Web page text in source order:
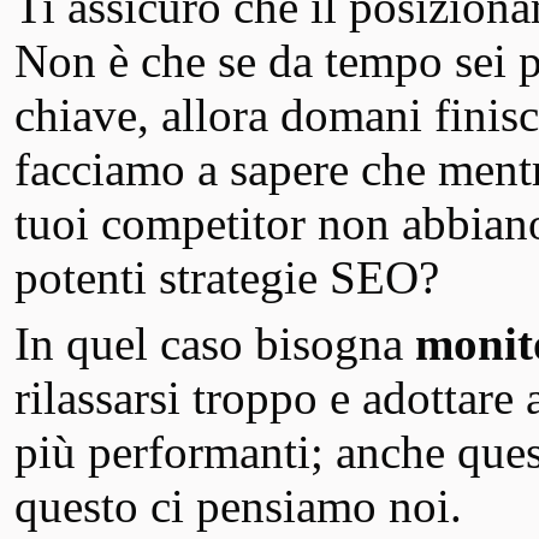
Non è che se da tempo sei
chiave, allora domani
facciamo a sapere che
tuoi competitor non
potenti strategie SEO?
In quel caso bisogna
rilassarsi troppo e adottare
più performanti; anche
questo ci pensiamo noi.